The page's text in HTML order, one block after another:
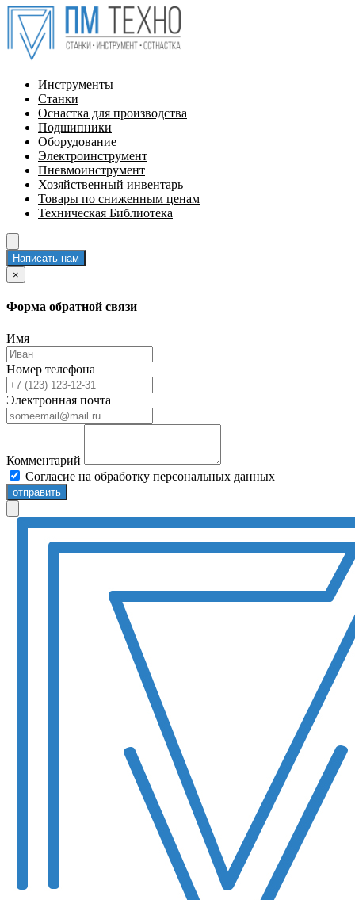
Инструменты
Станки
Оснастка для производства
Подшипники
Оборудование
Электроинструмент
Пневмоинструмент
Хозяйственный инвентарь
Товары по сниженным ценам
Техническая Библиотека
Написать нам
×
Форма обратной связи
Имя
Номер телефона
Электронная почта
Комментарий
Согласие на обработку персональных данных
отправить